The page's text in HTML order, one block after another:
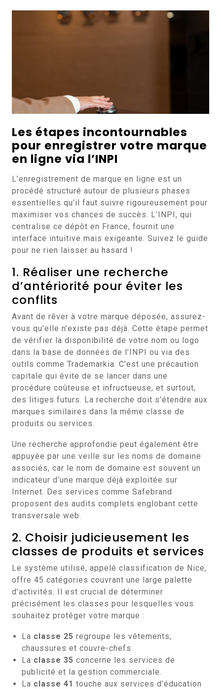
Les étapes incontournables
pour enregistrer votre marque
en ligne via l’INPI
L’enregistrement de marque en ligne est un
procédé structuré autour de plusieurs phases
essentielles qu’il faut suivre rigoureusement pour
maximiser vos chances de succès. L’INPI, qui
centralise ce dépôt en France, fournit une
interface intuitive mais exigeante. Suivez le guide
pour ne rien laisser au hasard !
1. Réaliser une recherche
d’antériorité pour éviter les
conflits
Avant de rêver à votre marque déposée, assurez-
vous qu’elle n’existe pas déjà. Cette étape permet
de vérifier la disponibilité de votre nom ou logo
dans la base de données de l’INPI ou via des
outils comme Trademarkia. C’est une précaution
capitale qui évite de se lancer dans une
procédure coûteuse et infructueuse, et surtout,
des litiges futurs. La recherche doit s’étendre aux
marques similaires dans la même classe de
produits ou services.
Une recherche approfondie peut également être
appuyée par une veille sur les noms de domaine
associés, car le nom de domaine est souvent un
indicateur d’une marque déjà exploitée sur
Internet. Des services comme Safebrand
proposent des audits complets englobant cette
transversale web.
2. Choisir judicieusement les
classes de produits et services
Le système utilisé, appelé classification de Nice,
offre 45 catégories couvrant une large palette
d’activités. Il est crucial de déterminer
précisément les classes pour lesquelles vous
souhaitez protéger votre marque :
La classe 25 regroupe les vêtements,
chaussures et couvre-chefs.
La classe 35 concerne les services de
publicité et la gestion commerciale.
La classe 41 touche aux services d’éducation